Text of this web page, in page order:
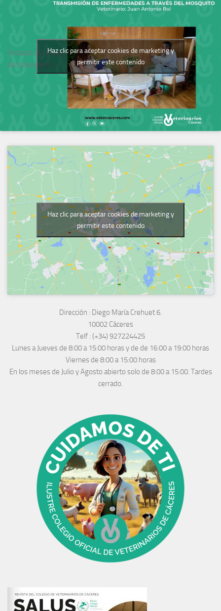
Podcast del Colegio
de Veterinarios
Haz clic para aceptar cookies de marketing y
permitir este contenido
Haz clic para aceptar cookies de marketing y
permitir este contenido
Dirección : Diego María Crehuet 6.
10002 Cáceres
Telf : (+34) 927224425
Lunes a Jueves de 8:00 a 15:00 horas y de de 16:00 a 19:00 horas
Viernes de 8:00 a 15:00 horas
En los meses de Julio y Agosto abierto solo de 8:00 a 15:00. Tardes
cerrado.